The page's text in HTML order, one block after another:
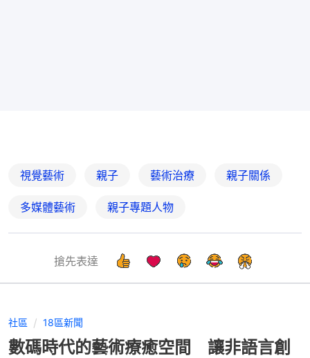
視覺藝術 親子 藝術治療 親子關係
多媒體藝術 親子專題人物
搶先表達
社區 18區新聞
數碼時代的藝術療癒空間 讓非語言創